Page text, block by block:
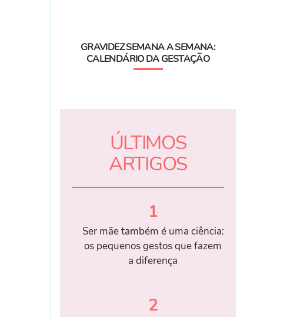
GRAVIDEZ SEMANA A SEMANA:
CALENDÁRIO DA GESTAÇÃO
ÚLTIMOS
ARTIGOS
1
Ser mãe também é uma ciência:
os pequenos gestos que fazem
a diferença
2